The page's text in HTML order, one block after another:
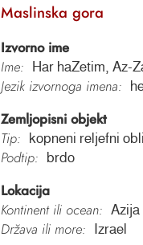
Maslinska gora
Izvorno ime
Ime:
Har haZetim, Az-
Jezik izvornoga imena:
Zemljopisni objekt
Tip:
kopneni reljefni
Podtip: brdo
Lokacija
Kontinent ili ocean:
Azija
Država ili more: Izrael